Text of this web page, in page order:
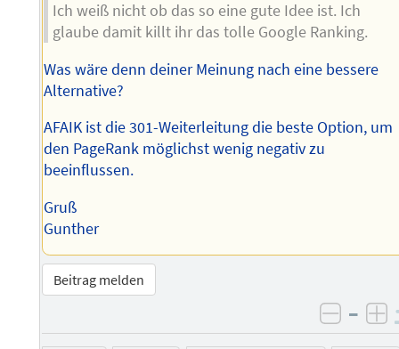
Ich weiß nicht ob das so eine gute Idee ist. Ich
glaube damit killt ihr das tolle Google Ranking.
Was wäre denn deiner Meinung nach eine bessere
Alternative?
AFAIK ist die 301-Weiterleitung die beste Option, um
den PageRank möglichst wenig negativ zu
beeinflussen.
Gruß
Gunther
Beitrag melden
–